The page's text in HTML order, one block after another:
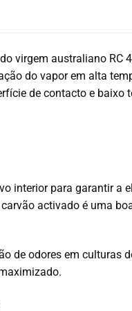
virgem australiano RC
do vapor em alta
de contacto e baixo
interior para garantir a
activado é uma
de odores em culturas